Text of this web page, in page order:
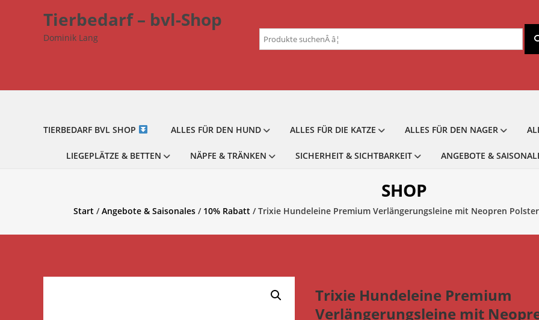
Tierbedarf – bvl-Shop
Dominik Lang
Suchen
nach:
TIERBEDARF BVL SHOP ALLES FÜR DEN HUND ALLES FÜR DIE KATZE ALLES FÜR DEN NAGER
LIEGEPLÄTZE & BETTEN NÄPFE & TRÄNKEN SICHERHEIT & SICHTBARKEIT ANGEBOTE &
SHOP
Start/Angebote & Saisonales/ 10% Rabatt/ Trixie Hundeleine Premium Verlängerungsleine mit Neopren
Trixie Hundeleine Premium
Verlängerungsleine mit